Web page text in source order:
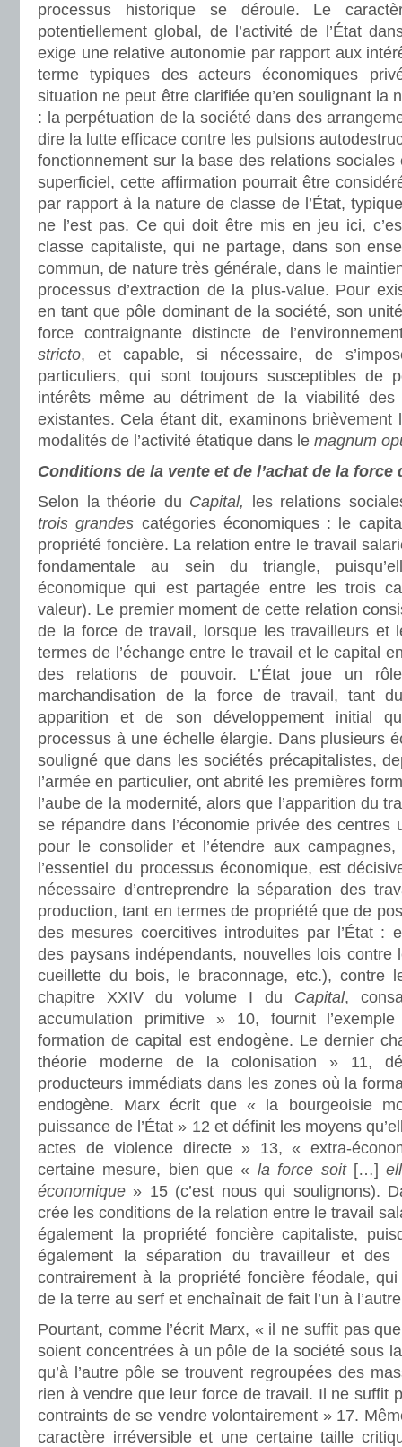
processus historique se déroule. Le
potentiellement global, de l’activité de l’État
exige une relative autonomie par rapport aux
terme typiques des acteurs économiques
situation ne peut être clarifiée qu’en soulignant la
: la perpétuation de la société dans des
dire la lutte efficace contre les pulsions
fonctionnement sur la base des relations
superficiel, cette affirmation pourrait être
par rapport à la nature de classe de l’État,
ne l’est pas. Ce qui doit être mis en jeu ici,
classe capitaliste, qui ne partage, dans son
commun, de nature très générale, dans le
processus d’extraction de la plus-value. Pour
en tant que pôle dominant de la société, son
force contraignante distincte de
stricto, et capable, si nécessaire, de
particuliers, qui sont toujours susceptibles de
intérêts même au détriment de la viabilité des
existantes. Cela étant dit, examinons brièvement
modalités de l’activité étatique dans le magnum
Conditions de la vente et de l’achat de la force
Selon la théorie du Capital,
les relations
trois grandes catégories économiques : le
propriété foncière. La relation entre le travail
fondamentale au sein du triangle,
économique qui est partagée entre les trois
valeur). Le premier moment de cette relation
de la force de travail, lorsque les travailleurs et
termes de l’échange entre le travail et le capital
des relations de pouvoir. L’État joue un
marchandisation de la force de travail, tant
apparition et de son développement initial
processus à une échelle élargie. Dans plusieurs
souligné que dans les sociétés précapitalistes,
l’armée en particulier, ont abrité les premières
l’aube de la modernité, alors que l’apparition du
se répandre dans l’économie privée des centres
pour le consolider et l’étendre aux
l’essentiel du processus économique, est
nécessaire d’entreprendre la séparation des
production, tant en termes de propriété que de
des mesures coercitives introduites par l’État :
des paysans indépendants, nouvelles lois contre
cueillette du bois, le braconnage, etc.), contre
chapitre XXIV du volume I du Capital,
accumulation primitive » 10, fournit
formation de capital est endogène. Le dernier
théorie moderne de la colonisation » 11,
producteurs immédiats dans les zones où la
endogène. Marx écrit que « la bourgeoisie
puissance de l’État » 12 et définit les moyens
actes de violence directe » 13, « extra-
certaine mesure, bien que « la force soit[…]
économique » 15 (c’est nous qui soulignons).
crée les conditions de la relation entre le travail
également la propriété foncière capitaliste,
également la séparation du travailleur et des
contrairement à la propriété foncière féodale,
de la terre au serf et enchaînait de fait l’un à
Pourtant, comme l’écrit Marx, « il ne suffit pas
soient concentrées à un pôle de la société sous
qu’à l’autre pôle se trouvent regroupées des
rien à vendre que leur force de travail. Il ne suffit
contraints de se vendre volontairement » 17.
caractère irréversible et une certaine taille